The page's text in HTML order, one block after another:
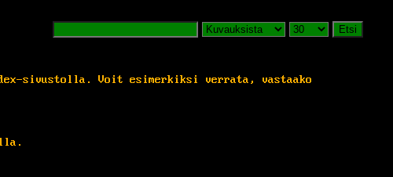
Etsi
sivustolla. Voit esimerkiksi verrata, vastaako